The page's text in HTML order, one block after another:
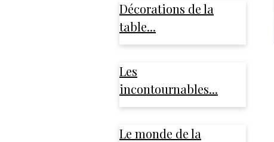
Décorations de la
table...
Les
incontournables...
Le monde de la